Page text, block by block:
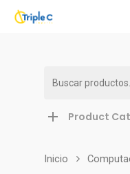
Hit enter to
Buscar
Product
Inicio